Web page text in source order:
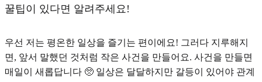
꿀팁이 있다면 알려주세요!
우선 저는 평온한 일상을 즐기는 편이에요! 그러다 지루해지
면, 앞서 말했던 것처럼 작은 사건을 만들어요. 사건을 만들면
매일이 새롭답니다 🥺 일상은 달달하지만 갈등이 있어야 관계